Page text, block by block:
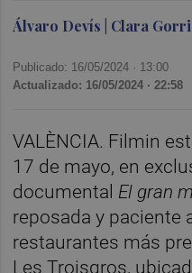
Álvaro Devís | Clara
Publicado: 16/05/2024 · 13:00
Actualizado: 16/05/2024 · 22:58
VALÈNCIA. Filmin
17 de mayo, en
documental El gran
reposada y paciente
restaurantes más
Les Troisgros,